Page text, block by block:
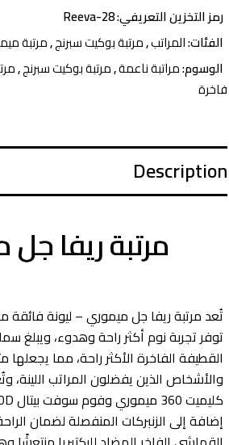
رمز التخزين التعريفي:Reeva-28
الفئات:المراتب,مرتبة بوكيت سبرنج,مرتبة
الوسوم:مراتبة ناعمة,مرتبة بوكيت سبرنج,
فاخرة
Description
مرتبة ريفا
تُعد مرتبة ريفا جل ميموري – ليونة فائقة
القطيفة الفاخرة الأكثر راحة، مما يجعلها
والأشخاص الذين يفضلون المراتب
إضافة إلى الزنبركات المنفصلة لضمان